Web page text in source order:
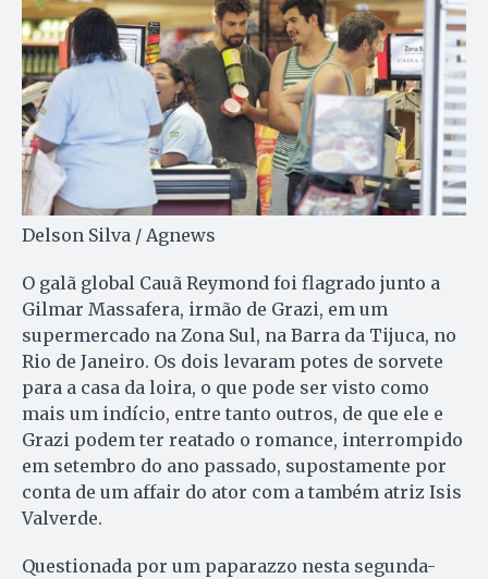
Delson Silva / Agnews
O galã global Cauã Reymond foi flagrado junto a
Gilmar Massafera, irmão de Grazi, em um
supermercado na Zona Sul, na Barra da Tijuca, no
Rio de Janeiro. Os dois levaram potes de sorvete
para a casa da loira, o que pode ser visto como
mais um indício, entre tanto outros, de que ele e
Grazi podem ter reatado o romance, interrompido
em setembro do ano passado, supostamente por
conta de um affair do ator com a também atriz Isis
Valverde.
Questionada por um paparazzo nesta segunda-